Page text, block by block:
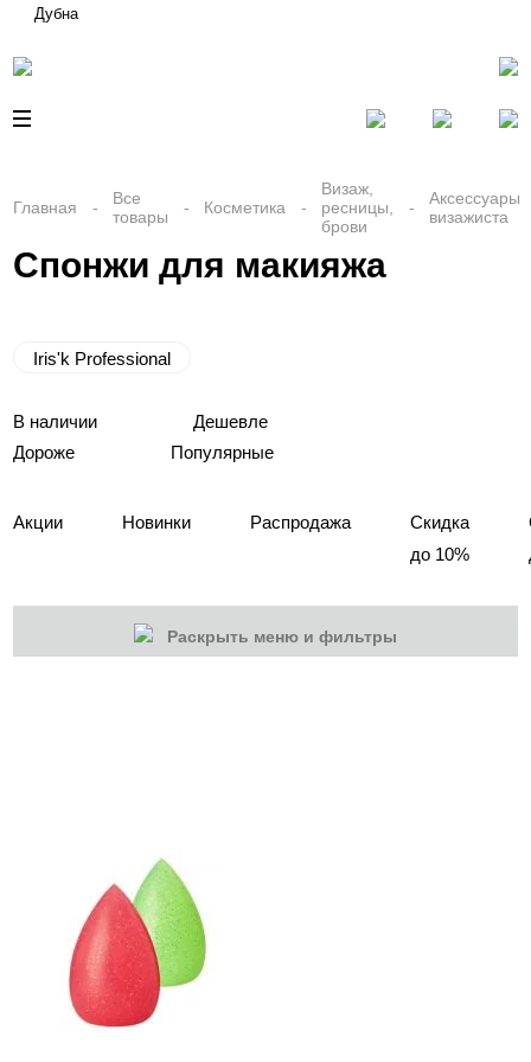
Дубна
Главная
Все
товары
Косметика
Визаж,
ресницы,
брови
Аксессуары
визажиста
Спонжи для макияжа
Iris'k Professional
В наличии
Дешевле
Дороже
Популярные
Акции Новинки Распродажа
Скидка
до 10%
Раскрыть меню и фильтры
Волосы
Массаж
Парафинотерапия
Солярий